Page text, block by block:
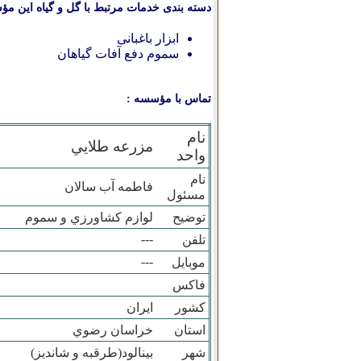
دسته بندی خدمات مرتبط با گل و گیاه این
ابزار باغبانی
سموم دفع آفات گیاهان
تماس با مؤسسه :
نام
واحد
مزرعه طلايي
نام
مسئول
فاطمه آب سالان
توضیح
لوازم کشاورزي و سموم
تلفن
---
موبایل
---
فاکس
کشور
ایران
استان
خراسان رضوي
شهر
بينالود(طرقبه و شانديز)